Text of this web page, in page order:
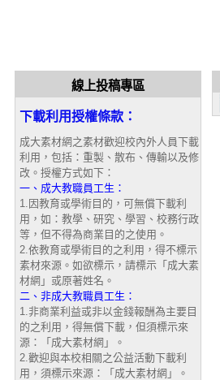
線上投稿專區
下載利用授權條款：
成大素材網之素材歡迎校內外人員下載
利用，包括：重製、散布、傳輸以及修
改。授權方式如下：
一、成大教職員工生：
1.因教育或學術目的，可無償下載利
用，如：教學、研究、學習、校務行政
等，但不得為商業目的之使用。
2.依教育或學術目的之利用，得不標示
素材來源。如欲標示，請標示「成大素
材網」或原著姓名。
二、非成大教職員工生：
1.非商業利益或非以金錢報酬為主要目
的之利用，得無償下載，但須標示來
源：「成大素材網」。
2.歡迎與本校相關之公益活動下載利
用，須標示來源：「成大素材網」。